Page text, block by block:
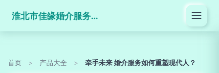
淮北市佳缘婚介服务有限公司
首页 > 产品大全 > 牵手未来 婚介服务如何重塑现代人？